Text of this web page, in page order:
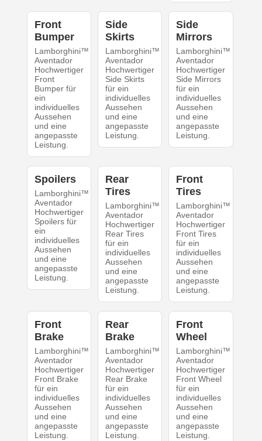
Front
Bumper
Lamborghini™
Aventador
Hochwertiger
Front
Bumper für
ein
individuelles
Aussehen
und eine
angepasste
Leistung.
Side
Skirts
Lamborghini™
Aventador
Hochwertiger
Side Skirts
für ein
individuelles
Aussehen
und eine
angepasste
Leistung.
Side
Mirrors
Lamborghini™
Aventador
Hochwertiger
Side Mirrors
für ein
individuelles
Aussehen
und eine
angepasste
Leistung.
Spoilers
Lamborghini™
Aventador
Hochwertiger
Spoilers für
ein
individuelles
Aussehen
und eine
angepasste
Leistung.
Rear
Tires
Lamborghini™
Aventador
Hochwertiger
Rear Tires
für ein
individuelles
Aussehen
und eine
angepasste
Leistung.
Front
Tires
Lamborghini™
Aventador
Hochwertiger
Front Tires
für ein
individuelles
Aussehen
und eine
angepasste
Leistung.
Front
Brake
Lamborghini™
Aventador
Hochwertiger
Front Brake
für ein
individuelles
Aussehen
und eine
angepasste
Leistung.
Rear
Brake
Lamborghini™
Aventador
Hochwertiger
Rear Brake
für ein
individuelles
Aussehen
und eine
angepasste
Leistung.
Front
Wheel
Lamborghini™
Aventador
Hochwertiger
Front Wheel
für ein
individuelles
Aussehen
und eine
angepasste
Leistung.